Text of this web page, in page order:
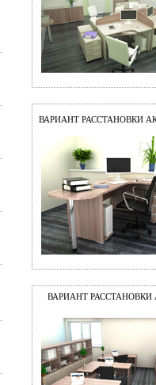
ВАРИАНТ РАССТАНОВКИ
ВАРИАНТ